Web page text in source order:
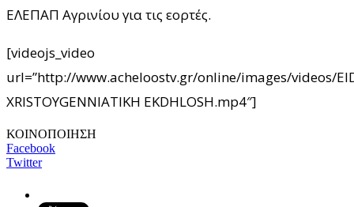
ΕΛΕΠΑΠ Αγρινίου για τις εορτές.
[videojs_video
url=”http://www.acheloostv.gr/online/images/videos/
XRISTOYGENNIATIKH EKDHLOSH.mp4″]
ΚΟΙΝΟΠΟΙΗΣΗ
Facebook
Twitter